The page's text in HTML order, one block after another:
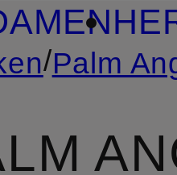
/Palm